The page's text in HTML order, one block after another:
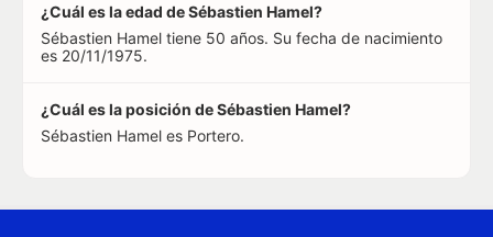
¿Cuál es la edad de Sébastien Hamel?
Sébastien Hamel tiene 50 años. Su fecha de nacimiento
es 20/11/1975.
¿Cuál es la posición de Sébastien Hamel?
Sébastien Hamel es Portero.